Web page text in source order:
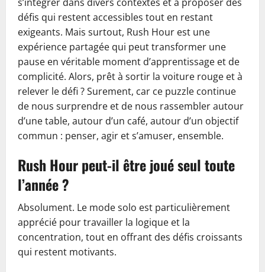
défis qui restent accessibles tout en restant
exigeants. Mais surtout, Rush Hour est une
expérience partagée qui peut transformer une
pause en véritable moment d’apprentissage et de
complicité. Alors, prêt à sortir la voiture rouge et à
relever le défi ? Surement, car ce puzzle continue
de nous surprendre et de nous rassembler autour
d’une table, autour d’un café, autour d’un objectif
commun : penser, agir et s’amuser, ensemble.
Rush Hour peut-il être joué seul toute
l’année ?
Absolument. Le mode solo est particulièrement
apprécié pour travailler la logique et la
concentration, tout en offrant des défis croissants
qui restent motivants.